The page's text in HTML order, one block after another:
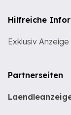
Hilfreiche
Exklusiv Anzeige
Partnerseiten